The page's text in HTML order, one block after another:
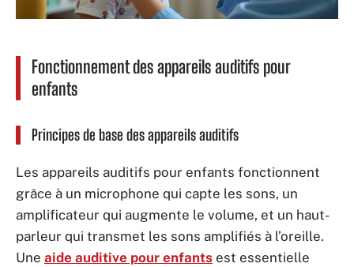
Fonctionnement des appareils auditifs pour
enfants
Principes de base des appareils auditifs
Les appareils auditifs pour enfants fonctionnent
grâce à un microphone qui capte les sons, un
amplificateur qui augmente le volume, et un haut-
parleur qui transmet les sons amplifiés à l’oreille.
Une aide auditive pour enfants est essentielle